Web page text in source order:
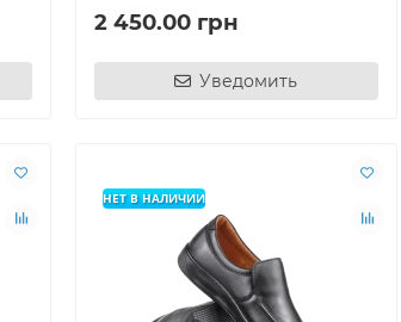
2 450.00 грн
Уведомить
НЕТ В НАЛИЧИИ